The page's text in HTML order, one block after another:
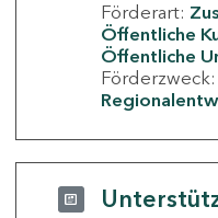
Förderart:
Öffentliche
Öffentliche
Förderzweck: